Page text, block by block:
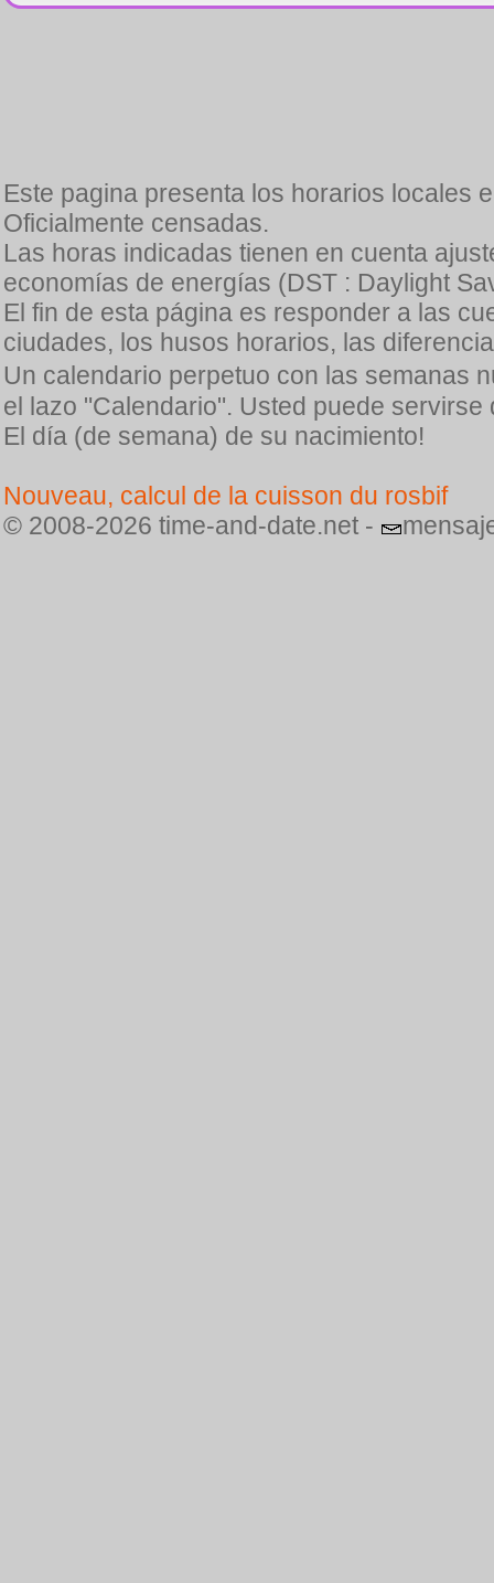
Este pagina presenta los horarios locales
Oficialmente censadas.
Las horas indicadas tienen en cuenta
economías de energías (DST : Daylight
El fin de esta página es responder a las
ciudades, los husos horarios, las
Un calendario perpetuo con las semanas
el lazo "Calendario". Usted puede
El día (de semana) de su nacimiento!
Nouveau, calcul de la cuisson du rosbif
© 2008-2026 time-and-date.net -